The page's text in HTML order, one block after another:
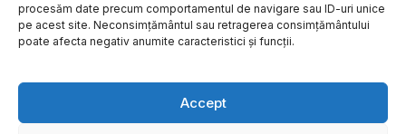
procesăm date precum comportamentul de navigare sau ID-uri unice
pe acest site. Neconsimțământul sau retragerea consimțământului
poate afecta negativ anumite caracteristici și funcții.
Accept